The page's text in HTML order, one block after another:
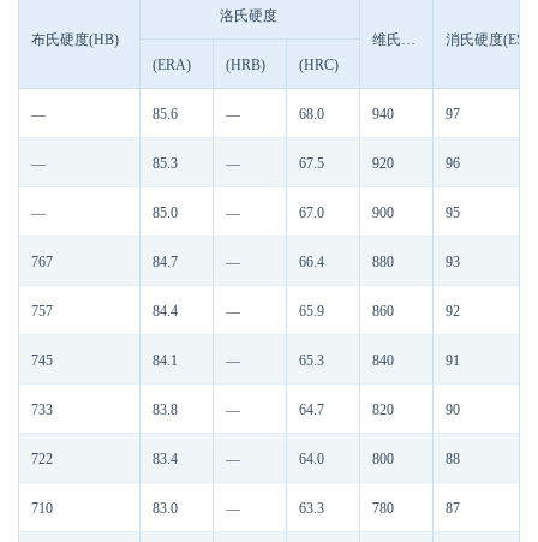
布氏硬度(HB)
洛氏硬度
维氏硬度(HV)
消氏硬度(ES)
(ERA)
(HRB) (HRC)
— 85.6 — 68.0 940 97
— 85.3 — 67.5 920 96
— 85.0 — 67.0 900 95
767 84.7 — 66.4 880 93
757 84.4 — 65.9 860 92
745 84.1 — 65.3 840 91
733 83.8 — 64.7 820 90
722 83.4 — 64.0 800 88
710 83.0 — 63.3 780 87